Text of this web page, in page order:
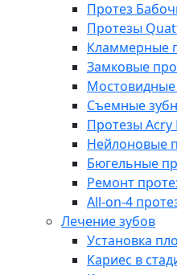
Протез
Протезы
Кламмерные
Замковые
Съемные
Протезы Acry
Нейлоновые
Бюгельные
Ремонт
All-on-4
Лечение зубов
Установка
Кариес в